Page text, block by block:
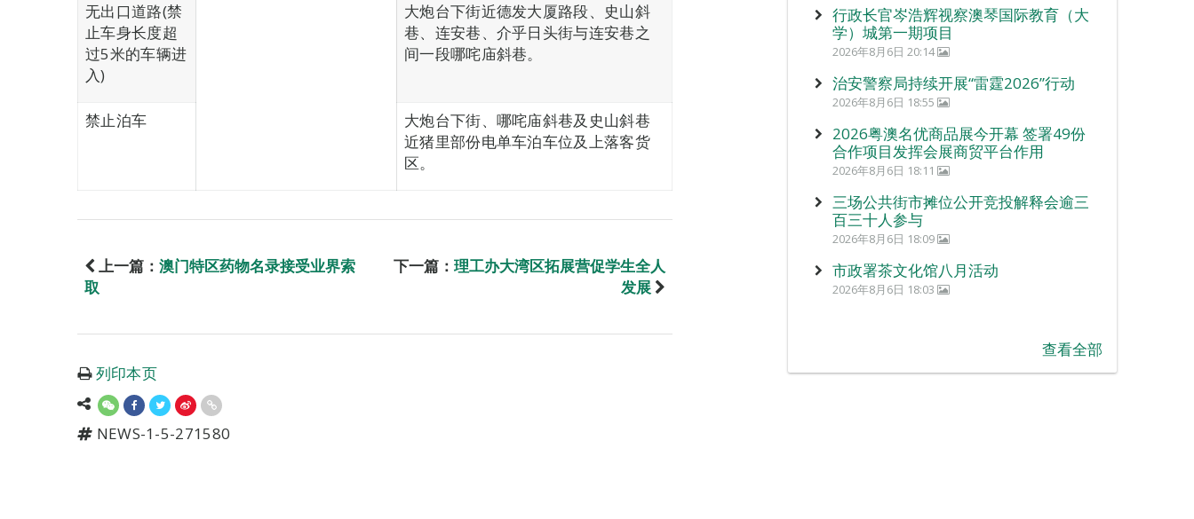
无出口道路(禁
止车身长度超
过5米的车辆进
入)
大炮台下街近德发大厦路段、史山斜
巷、连安巷、介乎日头街与连安巷之
间一段哪咤庙斜巷。
禁止泊车
大炮台下街、哪咤庙斜巷及史山斜巷
近猪里部份电单车泊车位及上落客货
区。
上一篇： 澳门特区药物名录接受业界索
取
下一篇： 理工办大湾区拓展营促学生全人
发展
列印本页
NEWS-1-5-271580
行政长官岑浩辉视察澳琴国际教育（大
学）城第一期项目
2026年8月6日 20:14
治安警察局持续开展“雷霆2026”行动
2026年8月6日 18:55
2026粤澳名优商品展今开幕 签署49份
合作项目发挥会展商贸平台作用
2026年8月6日 18:11
三场公共街市摊位公开竞投解释会逾三
百三十人参与
2026年8月6日 18:09
市政署茶文化馆八月活动
2026年8月6日 18:03
查看全部